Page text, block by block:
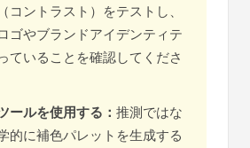
コントラスト）をテストし、
ゴやブランドアイデンティテ
ていることを確認してくださ
ールを使用する： 推測ではな
的に補色パレットを生成する